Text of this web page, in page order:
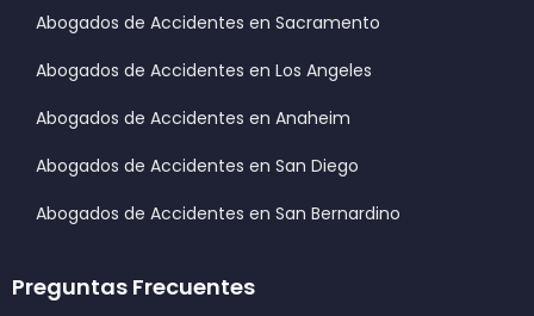
Abogados de Accidentes en Sacramento
Abogados de Accidentes en Los Angeles
Abogados de Accidentes en Anaheim
Abogados de Accidentes en San Diego
Abogados de Accidentes en San Bernardino
Preguntas Frecuentes